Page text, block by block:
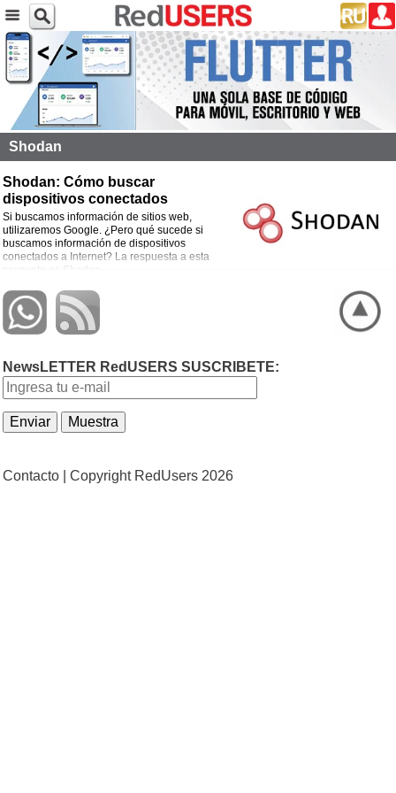
Shodan
Shodan: Cómo buscar
dispositivos conectados
Si buscamos información de sitios web,
utilizaremos Google. ¿Pero qué sucede si
buscamos información de dispositivos
conectados a Internet? La respuesta a esta
pregunta es Shodan.
NewsLETTER RedUSERS SUSCRIBETE:
Contacto | Copyright RedUsers 2026